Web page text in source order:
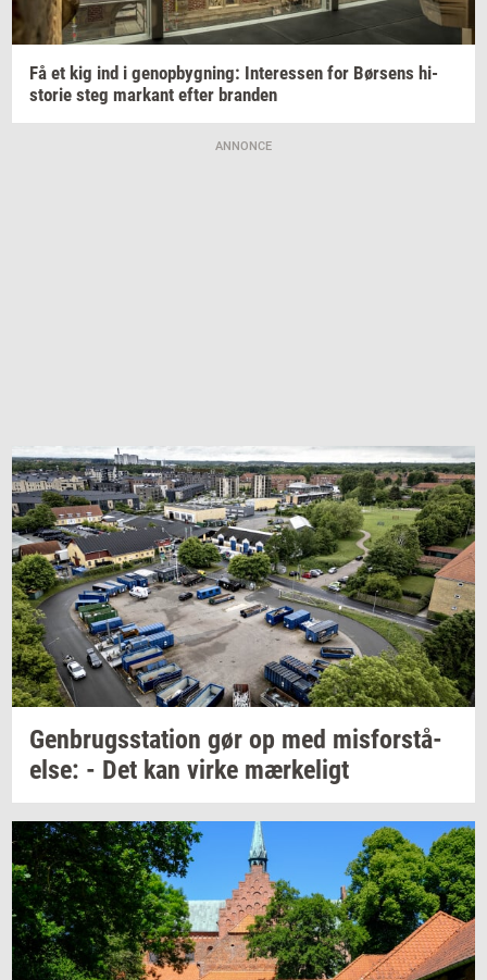
Få et kig ind i genop­byg­ning: In­ter­es­sen for Bør­sens hi­
sto­rie steg mar­kant efter bran­den
ANNONCE
Gen­brugs­sta­tion gør op med mis­for­stå­
el­se: - Det kan virke mær­ke­ligt